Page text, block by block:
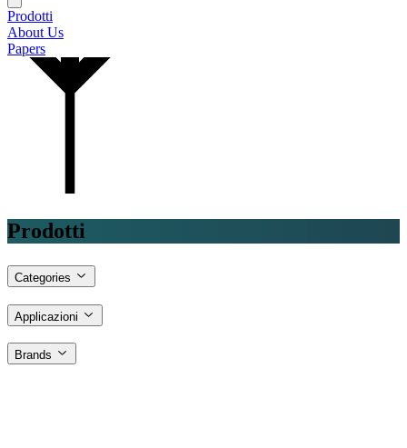
Prodotti
About Us
Papers
Prodotti
Categories
Applicazioni
Brands